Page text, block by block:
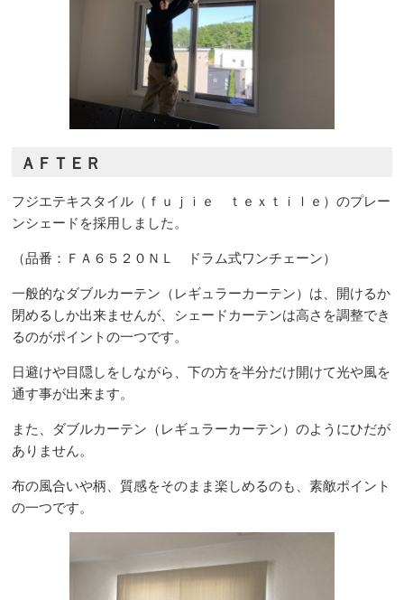
ＡＦＴＥＲ
フジエテキスタイル（ｆｕｊｉｅ ｔｅｘｔｉｌｅ）のプレー
ンシェードを採用しました。
（品番：ＦＡ６５２０ＮＬ ドラム式ワンチェーン）
一般的なダブルカーテン（レギュラーカーテン）は、開けるか
閉めるしか出来ませんが、シェードカーテンは高さを調整でき
るのがポイントの一つです。
日避けや目隠しをしながら、下の方を半分だけ開けて光や風を
通す事が出来ます。
また、ダブルカーテン（レギュラーカーテン）のようにひだが
ありません。
布の風合いや柄、質感をそのまま楽しめるのも、素敵ポイント
の一つです。